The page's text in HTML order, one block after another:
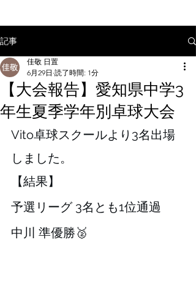
記事
【大会報告】愛知県中学3
年生夏季学年別卓球大会
佳敬 日置
6月29日 読了時間: 1分
Vito卓球スクールより3名出場
しました。⁡⁡
⁡⁡【結果】⁡⁡⁡⁡
予選リーグ 3名とも1位通過
⁡⁡中川 準優勝🥈⁡⁡